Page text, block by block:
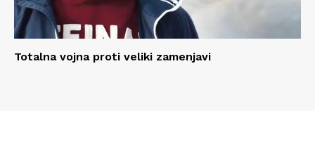
Totalna vojna proti veliki zamenjavi